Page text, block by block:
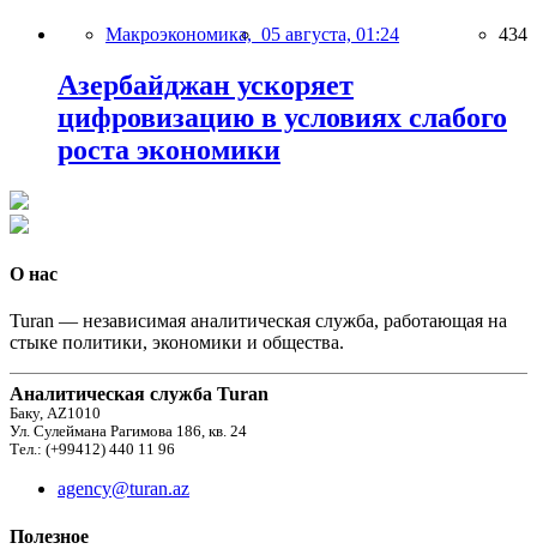
Макроэкономика, 05 августа, 01:24 434
Азербайджан ускоряет
цифровизацию в условиях слабого
роста экономики
О нас
Turan — независимая аналитическая служба, работающая на
стыке политики, экономики и общества.
Аналитическая служба Turan
Баку, AZ1010
Ул. Сулеймана Рагимова 186, кв. 24
Тел.: (+99412) 440 11 96
agency@turan.az
Полезное